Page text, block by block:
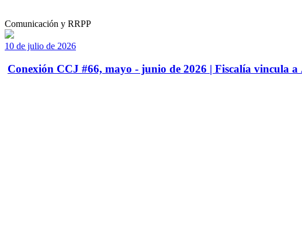
Comunicación y RRPP
10 de julio de 2026
Conexión CCJ #66, mayo - junio de 2026 | Fiscalía vincula